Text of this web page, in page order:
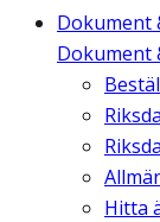
Dokument
Dokument
Hitta